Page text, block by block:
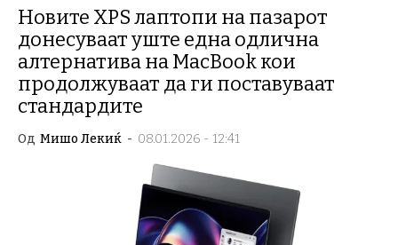
Новите XPS лаптопи на пазарот
донесуваат уште една одлична
алтернатива на MacBook кои
продолжуваат да ги поставуваат
стандардите
Од Мишо Лекиќ - 08.01.2026 - 12:41